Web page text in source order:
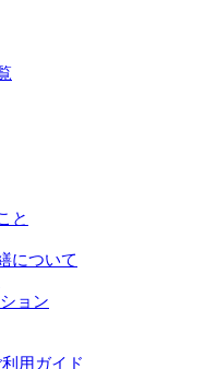
と
について
ョン
用ガイド